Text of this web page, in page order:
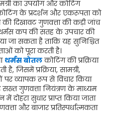
का उपयोग और कोटिंग
के प्रदर्शन और एकरूपता को
दिखावट गुणवत्ता की कड़ी जांच
कप की सतह के उपचार की
जा सकता है ताकि यह सुनिश्चित
को पूरा करती है।
थर्मस बोतलकोटिंग की प्रक्रिया
जिसमें प्रक्रिया, सामग्री,
व्यापक रूप से विचार किया
सख्त गुणवत्ता नियंत्रण के माध्यम
सुधार प्राप्त किया जाता
और बाजार प्रतिस्पर्धात्मकता